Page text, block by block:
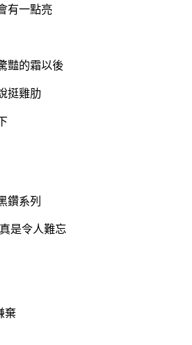
有一點亮
豔的霜以後
挺雞肋
鑽系列
是令人難忘
棄